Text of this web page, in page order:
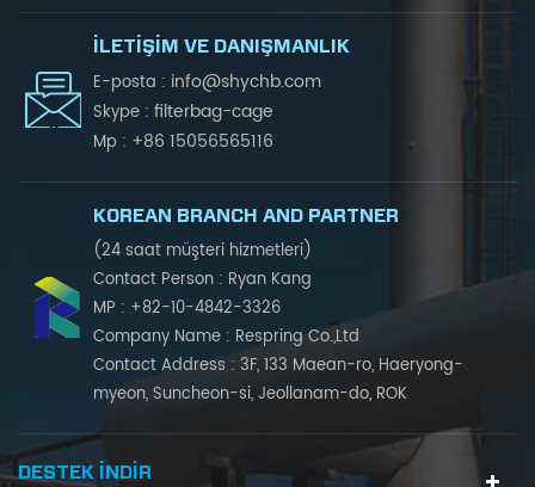
İLETIŞIM VE DANIŞMANLIK
E-posta : info@shychb.com
Skype : filterbag-cage
Mp : +86 15056565116
KOREAN BRANCH AND PARTNER
(24 saat müşteri hizmetleri)
Contact Person : Ryan Kang
MP : +82-10-4842-3326
Company Name : Respring Co.,Ltd
Contact Address : 3F, 133 Maean-ro, Haeryong-
myeon, Suncheon-si, Jeollanam-do, ROK
DESTEK INDIR